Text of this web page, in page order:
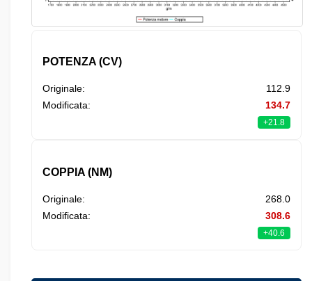
POTENZA (CV)
Originale:
112.9
Modificata:
134.7
+21.8
COPPIA (NM)
Originale:
268.0
Modificata:
308.6
+40.6